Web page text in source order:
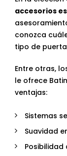
accesorios
conozca
tipo de
Entre otras,
le ofrece
ventajas:
Sistemas
Suavidad